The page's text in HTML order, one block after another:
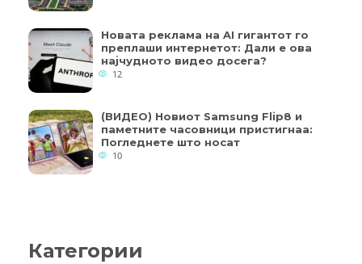
Новата реклама на AI гигантот го
преплаши интернетот: Дали е ова
најчудното видео досега?
12
(ВИДЕО) Новиот Samsung Flip8 и
паметните часовници пристигнаа:
Погледнете што носат
10
Категории